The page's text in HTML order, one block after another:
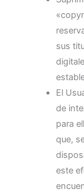
sus
El
de
para
que,
este